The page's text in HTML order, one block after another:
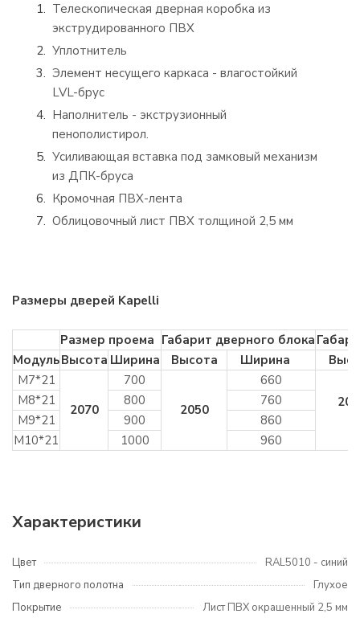
Телескопическая дверная коробка из
экструдированного ПВХ
Уплотнитель
Элемент несущего каркаса - влагостойкий
LVL-брус
Наполнитель - экструзионный
пенополистирол.
Усиливающая вставка под замковый механизм
из ДПК-бруса
Кромочная ПВХ-лента
Облицовочный лист ПВХ толщиной 2,5 мм
Размеры дверей Kapelli
Размер проема Габарит дверного блока
МодульВысота Ширина Высота Ширина
М7*21
2070
700
2050
660
М8*21 800
760
М9*21
900
860
М10*21
1000 960
Характеристики
Цвет
RAL5010 - синий
Тип дверного полотна
Глухое
Покрытие
Лист ПВХ окрашенный 2,5 мм